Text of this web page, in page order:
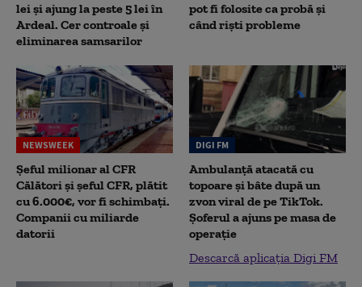
lei și ajung la peste 5 lei în
Ardeal. Cer controale și
eliminarea samsarilor
pot fi folosite ca probă și
când riști probleme
NEWSWEEK
Șeful milionar al CFR
Călători și șeful CFR, plătit
cu 6.000€, vor fi schimbați.
Companii cu miliarde
datorii
DIGI FM
Ambulanță atacată cu
topoare și bâte după un
zvon viral de pe TikTok.
Șoferul a ajuns pe masa de
operație
Descarcă aplicația Digi FM